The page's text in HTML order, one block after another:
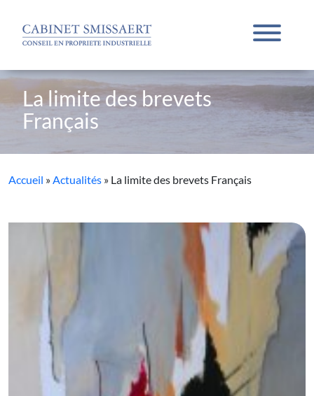
La limite des brevets
Français
Accueil »Actualités » La limite des brevets Français